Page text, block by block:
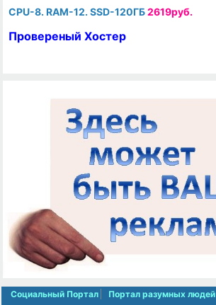
CPU-8. RAM-12. SSD-120ГБ2619руб.
Провереный Хостер
Социальный Портал Портал разумных людей